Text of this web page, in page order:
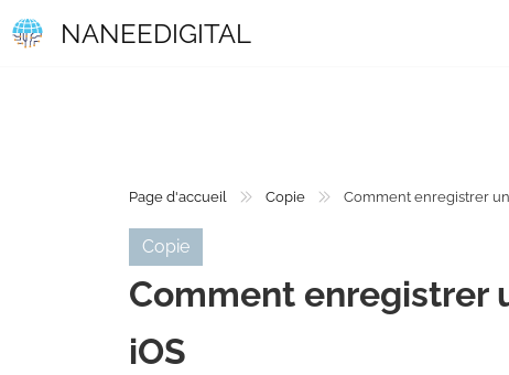
NANEEDIGITAL
Page d'accueil Copie Comment enregistrer
Copie
Comment enregistrer
iOS